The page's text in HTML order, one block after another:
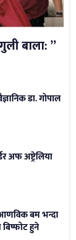
बाला: ”
डा. गोपाल
अफ अष्ट्रेलिया
आणविक बम भन्दा
हुने